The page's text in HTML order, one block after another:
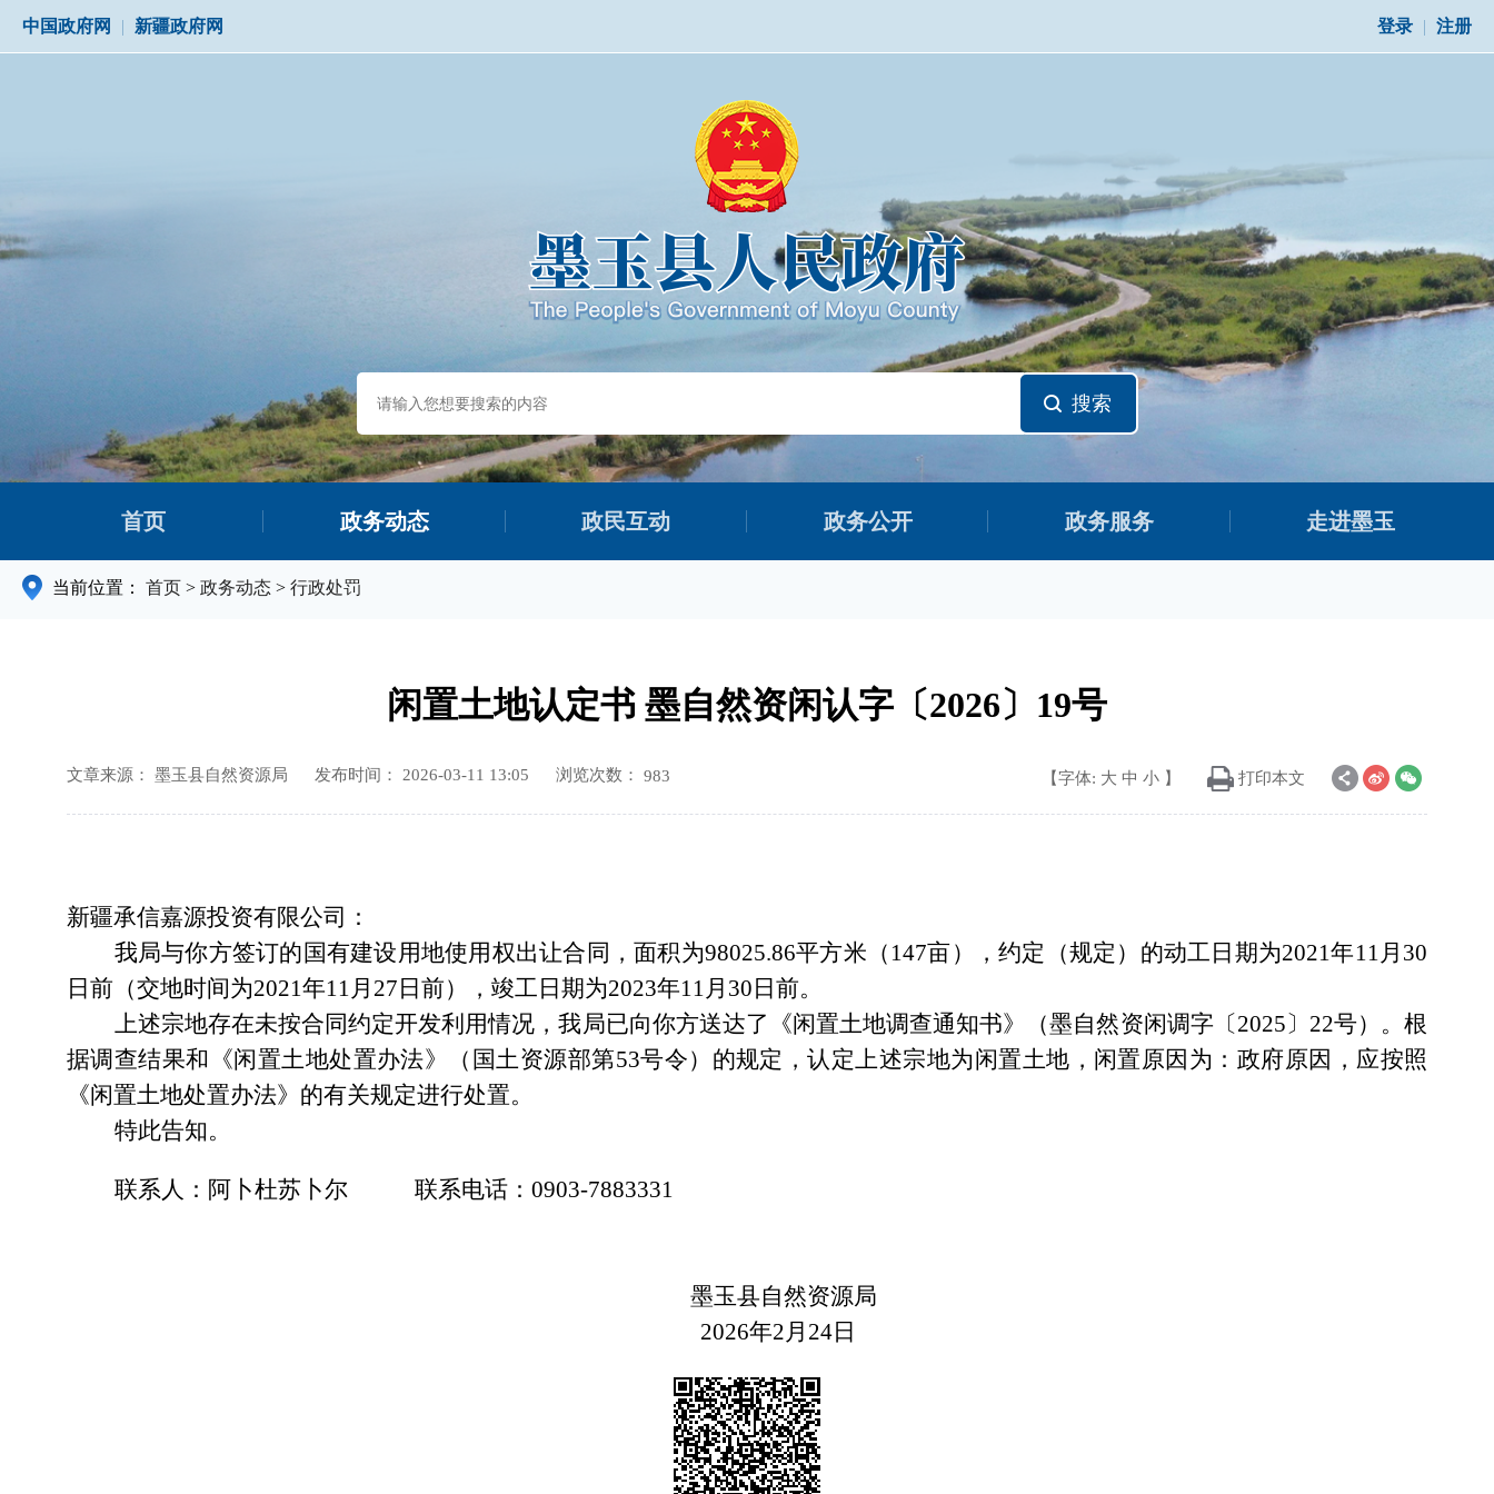
中国政府网 | 新疆政府网 登录 | 注册
搜索
首页 政务动态 政民互动 政务公开 政务服务 走进墨玉
当前位置： 首页 > 政务动态 > 行政处罚
闲置土地认定书 墨自然资闲认字〔2026〕19号
文章来源： 墨玉县自然资源局 发布时间： 2026-03-11 13:05 浏览次数： 983 【字体: 大 中 小 】 打印本文
新疆承信嘉源投资有限公司：
我局与你方签订的国有建设用地使用权出让合同，面积为98025.86平方米（ 147亩） ，约定（规定）的动工日期为2021年11月 30
日前 （交地时间为2021年11月 27 日 前），竣工日期为2023年11月 30 日前。
上述宗地存在未按合同约定开发利用情况，我局已向你方送达了
《闲置土地调查通知书》（墨自然资闲调字〔2025〕22号） 。根
据调查结果和《闲置土地处置办法》（国土资源部第53号令）的规定，认定上述宗地为闲置土地，闲置原因为：政府原因，应按照
《闲置土地处置办法》的有关规定进行处置。
特此告知。
联系人：阿卜杜苏卜尔 联系电话： 0903-7883331
墨玉县自然资源局
2026年2月24日